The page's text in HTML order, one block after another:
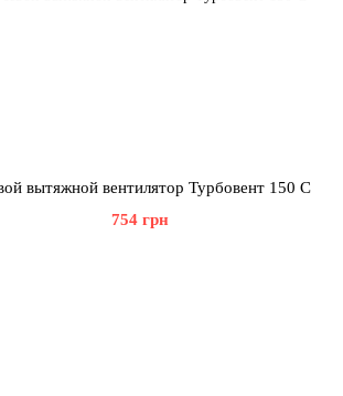
вытяжной вентилятор Турбовент 150 С
754 грн